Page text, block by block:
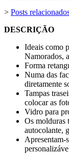
> Posts
DESCRIÇÃO
Ideais como
Namorados,
Forma
Numa das
diretamente
Tampas
colocar as
Vidro para
Os molduras
autocolante,
Apresentam-